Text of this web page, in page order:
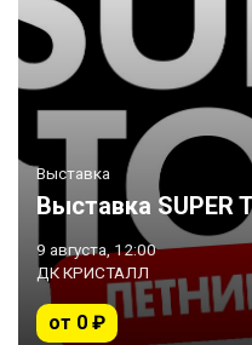
Выставка
Выставка SUPER
9 августа, 12:00
ДК КРИСТАЛЛ
от 0 ₽